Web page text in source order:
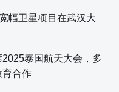
幅卫星项目在武汉大
泰国航天大会，多
育合作